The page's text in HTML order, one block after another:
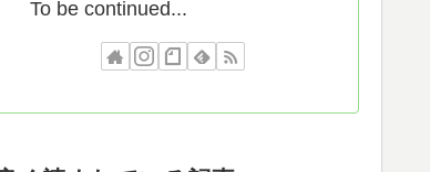
To be continued...